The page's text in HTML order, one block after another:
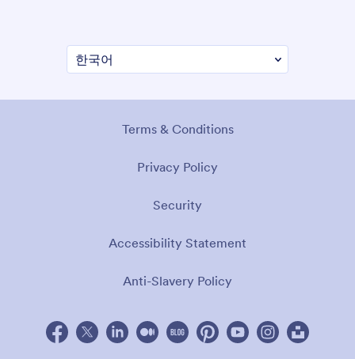
Terms & Conditions
Privacy Policy
Security
Accessibility Statement
Anti-Slavery Policy